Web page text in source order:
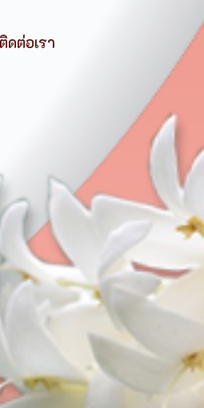
รรมการอำนวยการ
ารอำนวยการกิตติมศักดิ์
ารที่ปรึกษา
สภาการพยาบาล
สมาคมศิษย์เก่าพยาบ
สหภาพพยาบาลแห่งป
ชมรมนิสิตนักศึกษาพย
สมาคมพยาบาลจิตเว
เครือข่ายพยาบาลเพื่
สังกัดสำนักงานคณะ
สถาบันการศึกษาเอก
สังกัดสถาบันพระบรม
กำหนดก
รายละเอี
ระเบียบกา
สาขาภาคเหนือ)
าว
ตารางกำห
เหตุการณ์
ติดต่อเรา